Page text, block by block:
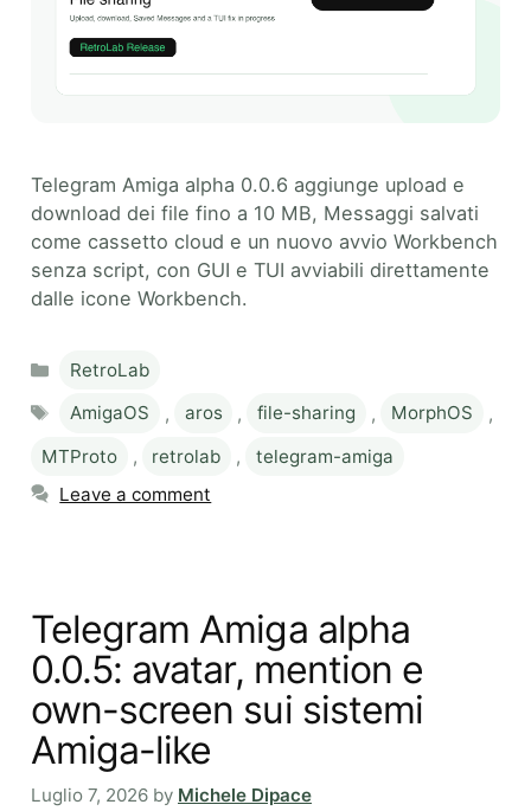
Telegram Amiga alpha 0.0.6 aggiunge upload e
download dei file fino a 10 MB, Messaggi salvati
come cassetto cloud e un nuovo avvio Workbench
senza script, con GUI e TUI avviabili direttamente
dalle icone Workbench.
Categories
RetroLab
Tags
AmigaOS , aros , file-sharing , MorphOS
,
MTProto
, retrolab ,
telegram-amiga
Leave a comment
Telegram Amiga alpha
0.0.5: avatar, mention e
own-screen sui sistemi
Amiga-like
Luglio 7, 2026 by Michele Dipace